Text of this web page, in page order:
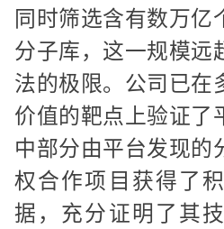
同时筛选含有数万亿
分子库，这一规模远
法的极限。公司已在
价值的靶点上验证了
中部分由平台发现的
权合作项目获得了
据，充分证明了其